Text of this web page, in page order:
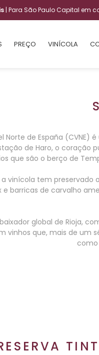
| Para São Paulo Capital em
PREÇO VINÍCOLA
Norte de España
de Haro, o
que são o berço de
vinícola tem
barricas de carvalho
global de Rioja,
que, mais de um